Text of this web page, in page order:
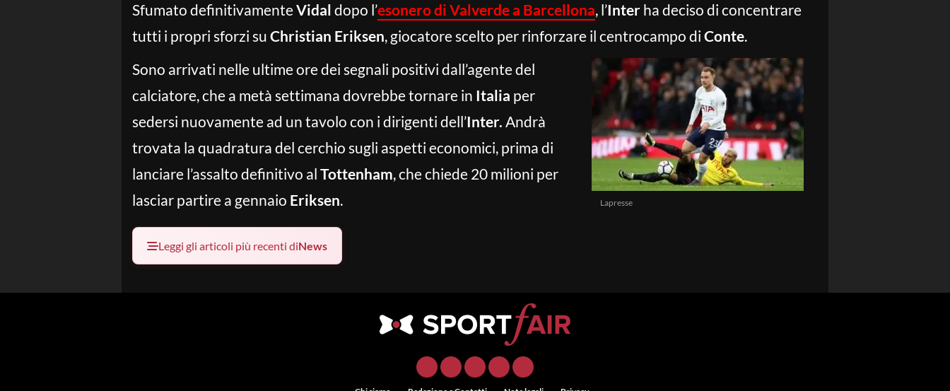
Sfumato definitivamenteVidal dopo l’esonero di Valverde a Barcellona, l’Inter ha deciso di concentrare
tutti i propri sforzi su Christian Eriksen, giocatore scelto per rinforzare il centrocampo di Conte.
Lapresse
Sono arrivati nelle ultime ore dei segnali positivi dall’agente del
calciatore, che a metà settimana dovrebbe tornare in Italia per
sedersi nuovamente ad un tavolo con i dirigenti dell’Inter. Andrà
trovata la quadratura del cerchio sugli aspetti economici, prima di
lanciare l’assalto definitivo al Tottenham, che chiede 20 milioni per
lasciar partire a gennaio Eriksen.
Leggi gli articoli più recenti diNews